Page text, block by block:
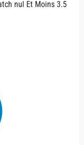
nul Et Moins 3.5